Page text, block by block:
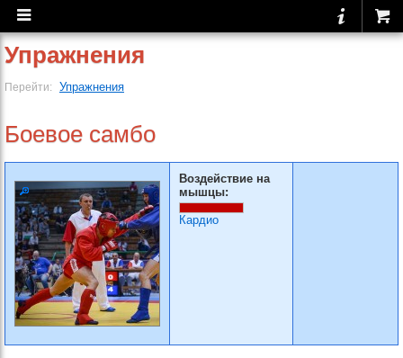
Упражнения
Перейти: Упражнения
Боевое самбо
Воздействие на
мышцы:
Кардио